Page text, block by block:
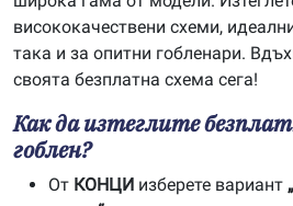
висококачествени схеми,
така и за опитни гобленари.
своята безплатна схема сега!
Как да изтеглите
гоблен?
От КОНЦИ изберете вариант